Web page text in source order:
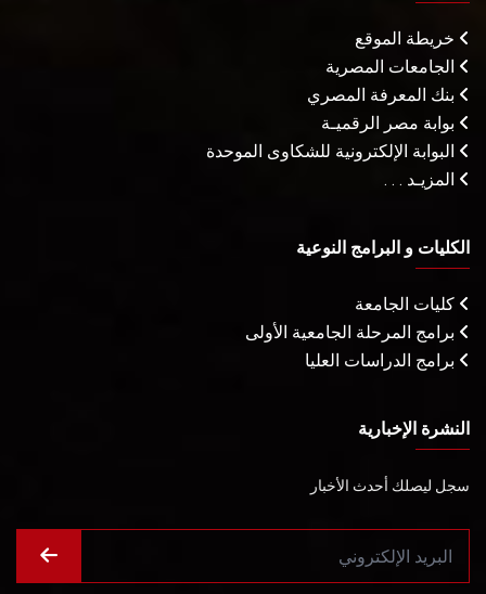
خريطة الموقع
الجامعات المصرية
بنك المعرفة المصري
بوابة مصر الرقميـة
البوابة الإلكترونية للشكاوى الموحدة
المزيـد . . .
الكليات و البرامج النوعية
كليات الجامعة
برامج المرحلة الجامعية الأولى
برامج الدراسات العليا
النشرة الإخبارية
سجل ليصلك أحدث الأخبار